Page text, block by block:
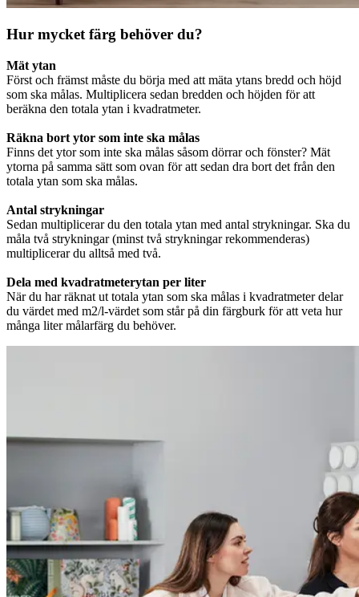
Hur mycket färg behöver du?
Mät ytan
Först och främst måste du börja med att mäta ytans bredd och höjd
som ska målas. Multiplicera sedan bredden och höjden för att
beräkna den totala ytan i kvadratmeter.
Räkna bort ytor som inte ska målas
Finns det ytor som inte ska målas såsom dörrar och fönster? Mät
ytorna på samma sätt som ovan för att sedan dra bort det från den
totala ytan som ska målas.
Antal strykningar
Sedan multiplicerar du den totala ytan med antal strykningar. Ska du
måla två strykningar (minst två strykningar rekommenderas)
multiplicerar du alltså med två.
Dela med kvadratmeterytan per liter
När du har räknat ut totala ytan som ska målas i kvadratmeter delar
du värdet med m2/l-värdet som står på din färgburk för att veta hur
många liter målarfärg du behöver.